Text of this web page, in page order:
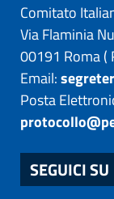
Comitato
Via Flaminia
00191 Roma(
Email:
Posta
SEGUICI SU